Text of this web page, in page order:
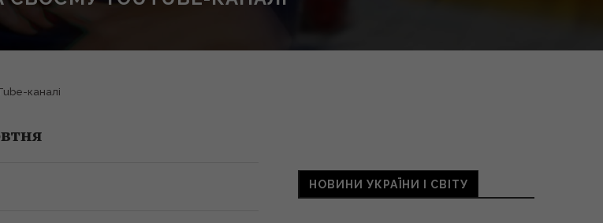
каналі
НОВИНИ УКРАЇНИ І СВІТУ